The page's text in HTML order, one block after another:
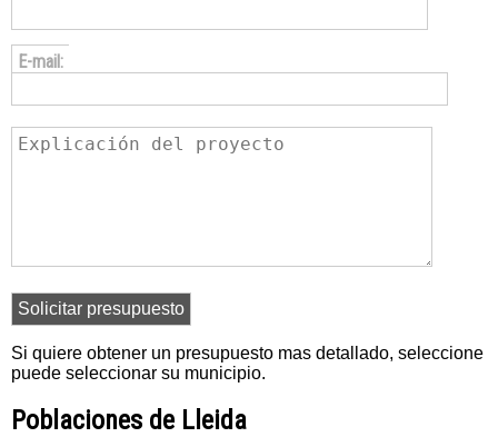
E-mail:
Si quiere obtener un presupuesto mas detallado, seleccione
puede seleccionar su municipio.
Poblaciones de Lleida